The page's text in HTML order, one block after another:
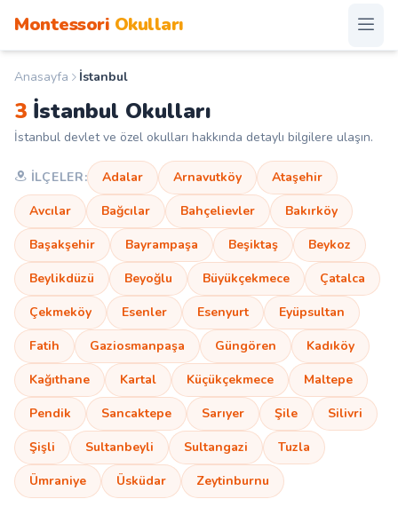
Montessori Okulları
Anasayfa
Montessori Okulları
Şehirler
Diğer
Kampanyalar
Duyurular
Blog
S.S.S.
İletişim
Giriş Yap
Kayıt Ol
Okul Ekle
Anasayfa İstanbul
3 İstanbul Okulları
İstanbul devlet ve özel okulları hakkında detaylı bilgilere ulaşın.
İLÇELER: Adalar Arnavutköy
Ataşehir
Avcılar
Bağcılar Bahçelievler
Bakırköy
Başakşehir
Bayrampaşa Beşiktaş
Beykoz
Beylikdüzü
Beyoğlu Büyükçekmece
Çatalca
Çekmeköy
Esenler Esenyurt
Eyüpsultan
Fatih
Gaziosmanpaşa Güngören
Kadıköy
Kağıthane
Kartal Küçükçekmece
Maltepe
Pendik
Sancaktepe Sarıyer Şile
Silivri
Şişli
Sultanbeyli Sultangazi
Tuzla
Ümraniye
Üsküdar Zeytinburnu